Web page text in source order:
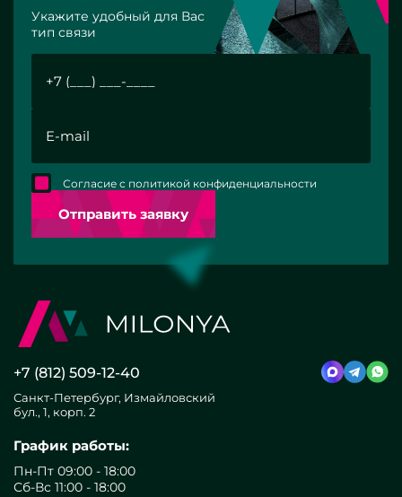
Укажите удобный для Вас
тип связи
Отправить заявку
Согласие с политикой конфиденциальности
+7 (812) 509-12-40
Санкт-Петербург, Измайловский
бул., 1, корп. 2
График работы:
Пн-Пт 09:00 - 18:00
Сб-Вс 11:00 - 18:00